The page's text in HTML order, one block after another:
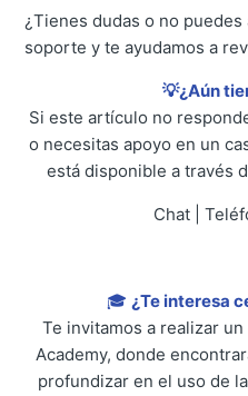
¿Tienes dudas o no
soporte y te ayudamos a
💡¿Aún
Si este artículo no
o necesitas apoyo en un
está disponible a través
Chat |
🎓 ¿Te interesa
Te invitamos a realizar
Academy, donde
profundizar en el uso de